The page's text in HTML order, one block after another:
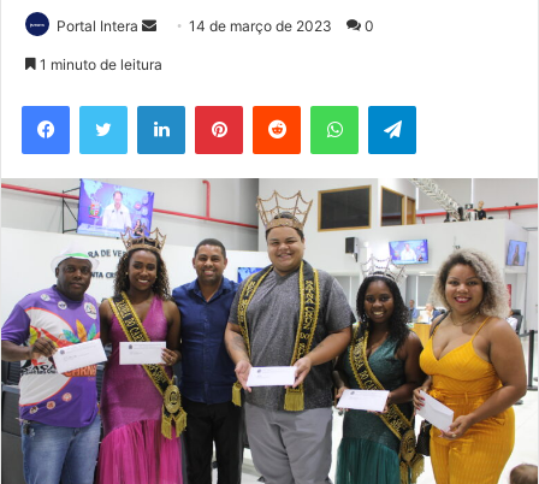
Portal Intera
Mande
mail
14 de março de 2023 0
1 minuto de leitura
FacebookTwitter LinkedinPinterestReddit WhatsAppTelegram